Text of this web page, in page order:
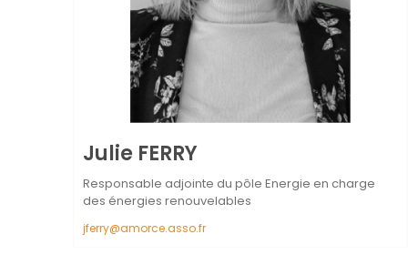
Julie FERRY
Responsable adjointe du pôle Energie en charge
des énergies renouvelables
jferry@amorce.asso.fr